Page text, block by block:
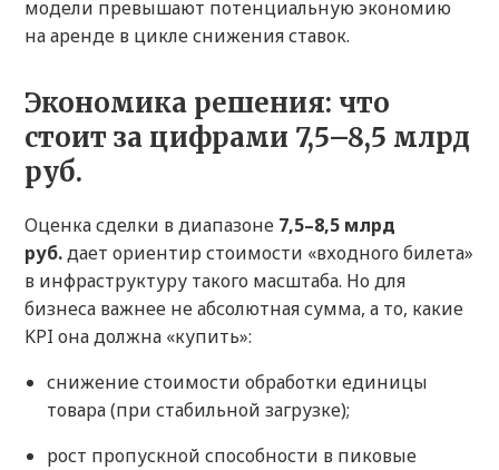
модели превышают потенциальную экономию
на аренде в цикле снижения ставок.
Экономика решения: что
стоит за цифрами 7,5–8,5 млрд
руб.
Оценка сделки в диапазоне 7,5–8,5 млрд
руб.дает ориентир стоимости «входного билета»
в инфраструктуру такого масштаба. Но для
бизнеса важнее не абсолютная сумма, а то, какие
KPI она должна «купить»:
снижение стоимости обработки единицы
товара (при стабильной загрузке);
рост пропускной способности в пиковые